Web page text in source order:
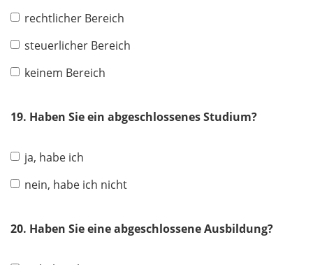
rechtlicher Bereich
steuerlicher Bereich
keinem Bereich
19. Haben Sie ein abgeschlossenes Studium?
ja, habe ich
nein, habe ich nicht
20. Haben Sie eine abgeschlossene Ausbildung?